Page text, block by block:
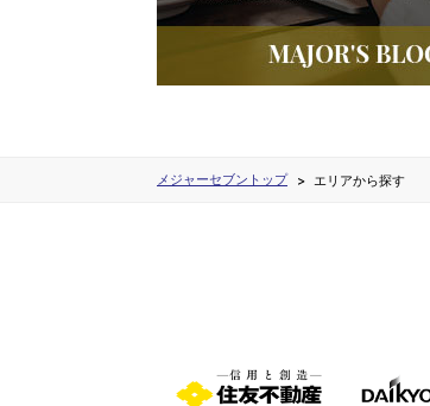
メジャーセブントップ エリアから探す